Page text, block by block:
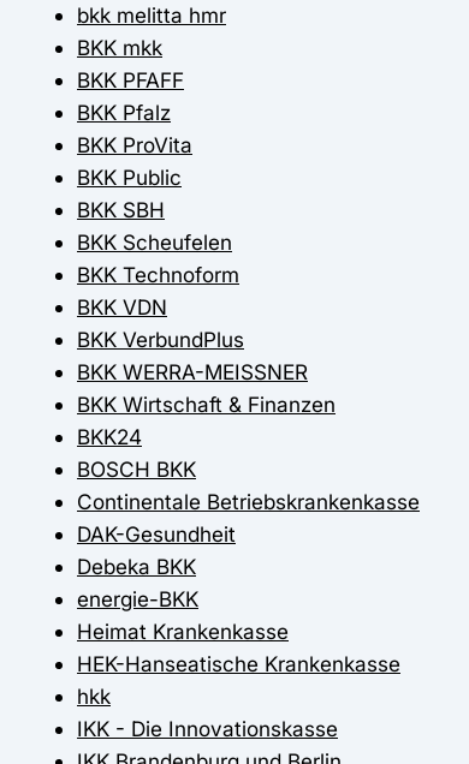
bkk melitta hmr
BKK mkk
BKK PFAFF
BKK Pfalz
BKK ProVita
BKK Public
BKK SBH
BKK Scheufelen
BKK Technoform
BKK VDN
BKK VerbundPlus
BKK WERRA-MEISSNER
BKK Wirtschaft & Finanzen
BKK24
BOSCH BKK
Continentale Betriebskrankenkasse
DAK-Gesundheit
Debeka BKK
energie-BKK
Heimat Krankenkasse
HEK-Hanseatische Krankenkasse
hkk
IKK - Die Innovationskasse